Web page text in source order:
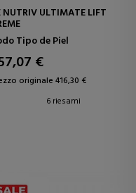
NUTRIV ULTIMATE LIFT
Tipo de Piel
€
originale 416,30 €
6 riesami